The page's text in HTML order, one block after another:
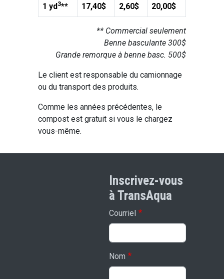
1 yd 3** 17,40$ 2,60$ 20,00$
** Commercial seulement
Benne basculante 300$
Grande remorque à benne basc. 500$
Le client est responsable du camionnage
ou du transport des produits.
Comme les années précédentes, le
compost est gratuit si vous le chargez
vous-même.
Inscrivez-vous
à TransAqua
Courriel
Nom